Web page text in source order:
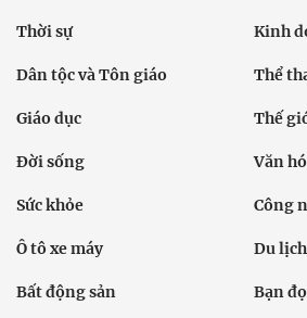
Thời sự Kinh
Dân tộc và Tôn giáo Thể
Giáo dục Thế
Đời sống Văn
Sức khỏe Công
Ô tô xe máy Du lịch
Bất động sản Bạn